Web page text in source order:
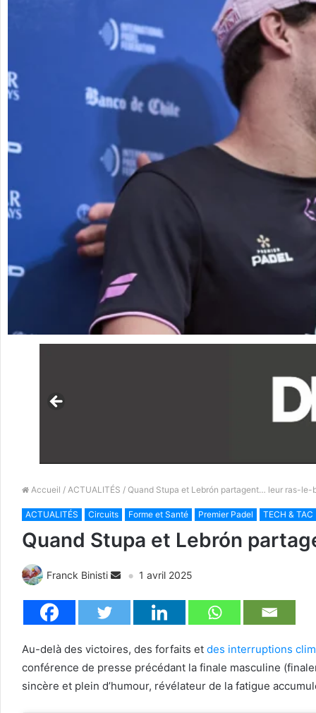
Accueil / ACTUALITÉS / Quand Stupa et Lebrón partagent… leur ras-le-
ACTUALITÉS Circuits Forme et Santé Premier Padel TECH & TAC
Quand Stupa et Lebrón
Franck Binisti 1 avril 2025
Au-delà des victoires, des forfaits et des interruptions
conférence de presse précédant la finale masculine
sincère et plein d’humour, révélateur de la fatigue